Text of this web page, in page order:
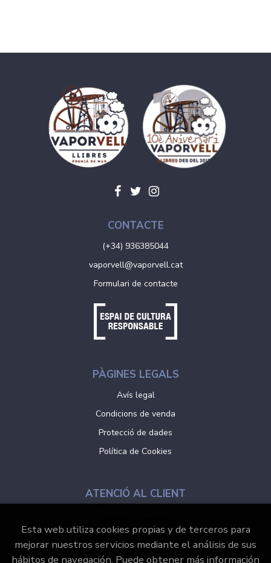
CONTACTE
(+34) 936385044
vaporvell@vaporvell.cat
Formulari de contacte
PÀGINES LEGALS
Avís legal
Condicions de venda
Protecció de dades
Política de Cookies
ATENCIÓ AL CLIENT
Esta web utiliza cookies propias y de terceros para
mejorar nuestros servicios mediante el análisis de sus
hábitos de navegación. Puede obtener más información